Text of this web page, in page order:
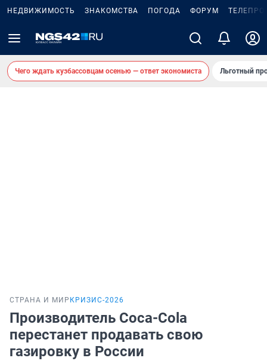
НЕДВИЖИМОСТЬ ЗНАКОМСТВА ПОГОДА ФОРУМ
Чего ждать кузбассовцам осенью — ответ экономиста Льготный
СТРАНА И МИР КРИЗИС-2026
Производитель Coca-Cola
перестанет продавать свою
газировку в России